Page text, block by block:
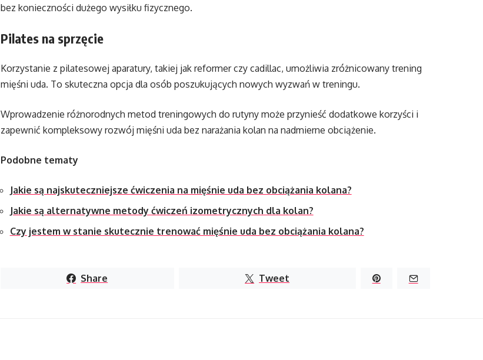
bez konieczności dużego wysiłku fizycznego.
Pilates na sprzęcie
Korzystanie z pilatesowej aparatury, takiej jak reformer czy cadillac, umożliwia zróżnicowany trening
mięśni uda. To skuteczna opcja dla osób poszukujących nowych wyzwań w treningu.
Wprowadzenie różnorodnych metod treningowych do rutyny może przynieść dodatkowe korzyści i
zapewnić kompleksowy rozwój mięśni uda bez narażania kolan na nadmierne obciążenie.
Podobne tematy
Jakie są najskuteczniejsze ćwiczenia na mięśnie uda bez obciążania kolana?
Jakie są alternatywne metody ćwiczeń izometrycznych dla kolan?
Czy jestem w stanie skutecznie trenować mięśnie uda bez obciążania kolana?
Share Tweet